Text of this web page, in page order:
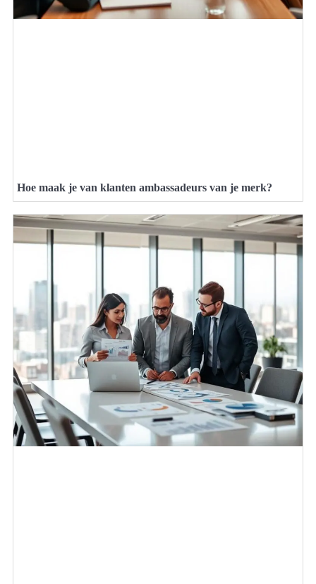
Hoe maak je van klanten ambassadeurs van je merk?